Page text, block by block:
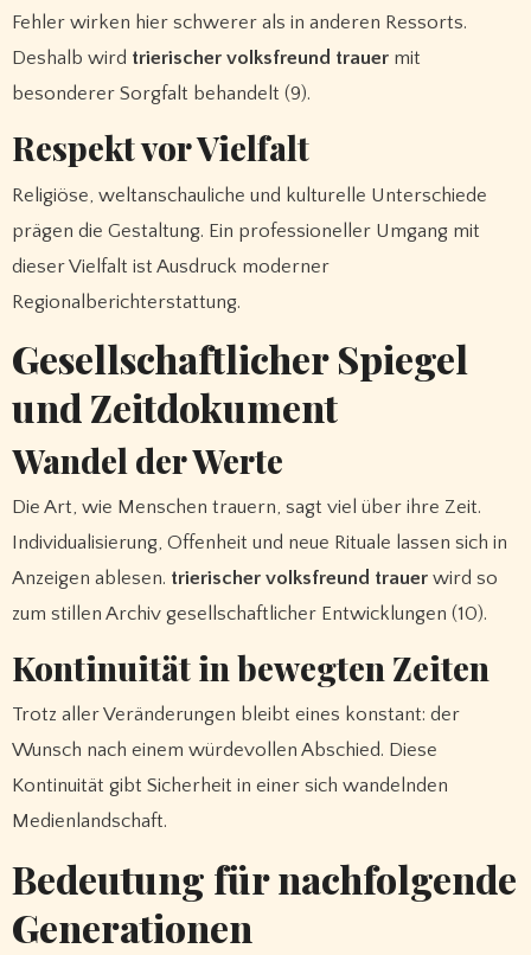
Fehler wirken hier schwerer als in anderen Ressorts.
Deshalb wird trierischer volksfreund trauermit
besonderer Sorgfalt behandelt (9).
Respekt vor Vielfalt
Religiöse, weltanschauliche und kulturelle Unterschiede
prägen die Gestaltung. Ein professioneller Umgang mit
dieser Vielfalt ist Ausdruck moderner
Regionalberichterstattung.
Gesellschaftlicher Spiegel
und Zeitdokument
Wandel der Werte
Die Art, wie Menschen trauern, sagt viel über ihre Zeit.
Individualisierung, Offenheit und neue Rituale lassen sich in
Anzeigen ablesen. trierischer volksfreund trauerwird so
zum stillen Archiv gesellschaftlicher Entwicklungen (10).
Kontinuität in bewegten Zeiten
Trotz aller Veränderungen bleibt eines konstant: der
Wunsch nach einem würdevollen Abschied. Diese
Kontinuität gibt Sicherheit in einer sich wandelnden
Medienlandschaft.
Bedeutung für nachfolgende
Generationen